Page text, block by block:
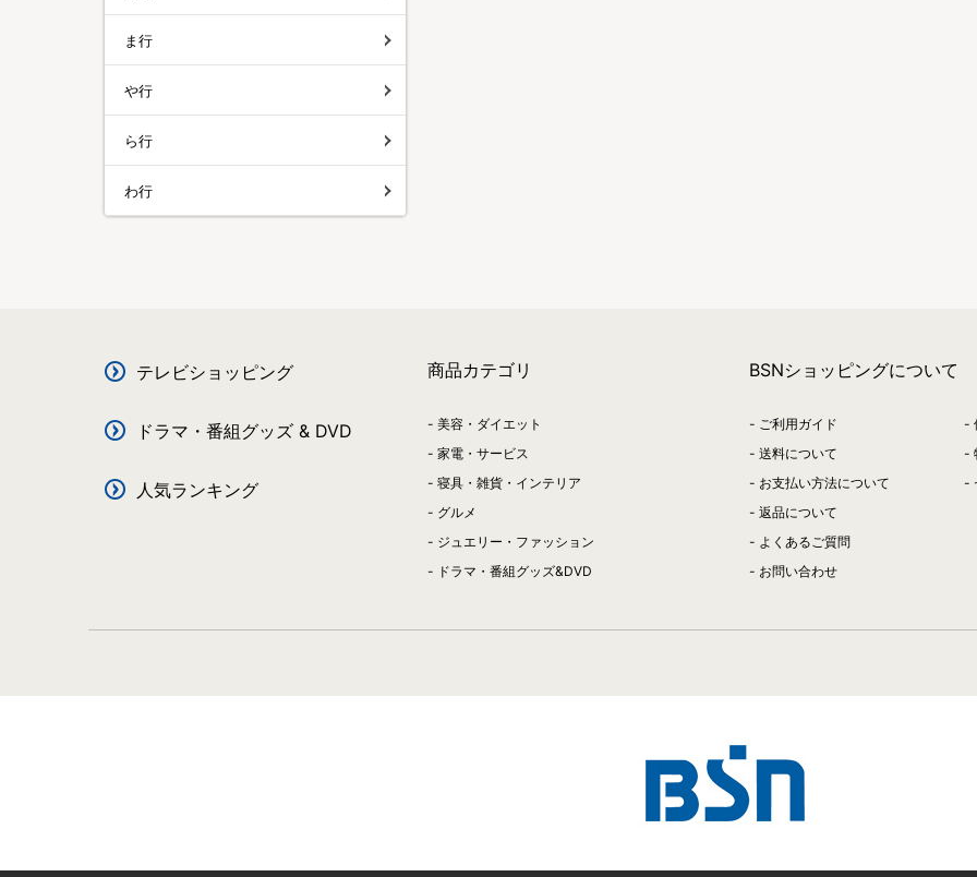
ま行
や行
ら行
わ行
テレビショッピング
ドラマ・番組グッズ & DVD
人気ランキング
商品カテゴリ
美容・ダイエット
家電・サービス
寝具・雑貨・インテリア
グルメ
ジュエリー・ファッション
ドラマ・番組グッズ&DVD
BSNショッピングについて
ご利用ガイド
送料について
お支払い方法について
返品について
よくあるご質問
お問い合わせ